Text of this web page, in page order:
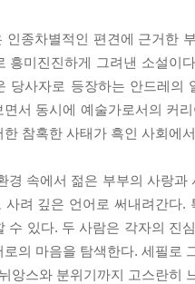
인종차별적인 편견에 근거한
흥미진진하게 그려낸 소설이
당사자로 등장하는 안드레의
면서 동시에 예술가로서의 커
한 참혹한 사태가 흑인 사회에
경 속에서 젊은 부부의 사랑
사려 깊은 언어로 써내려간다
수 있다. 두 사람은 각자의 진
로의 마음을 탐색한다. 세필로
앙스와 분위기까지 고스란히